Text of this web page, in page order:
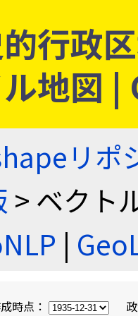
行政
地図
リポ
> ベクト
|
時点：